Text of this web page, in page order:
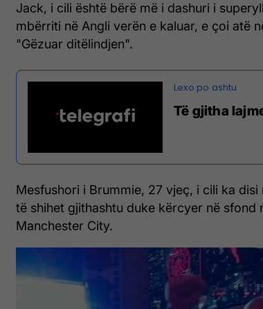
Jack, i cili është bërë më i dashuri i
mbërriti në Angli verën e kaluar, e çoi atë
"Gëzuar ditëlindjen".
Të gjitha
Mesfushori i Brummie, 27 vjeç, i cili ka
të shihet gjithashtu duke kërcyer në sfond
Manchester City.